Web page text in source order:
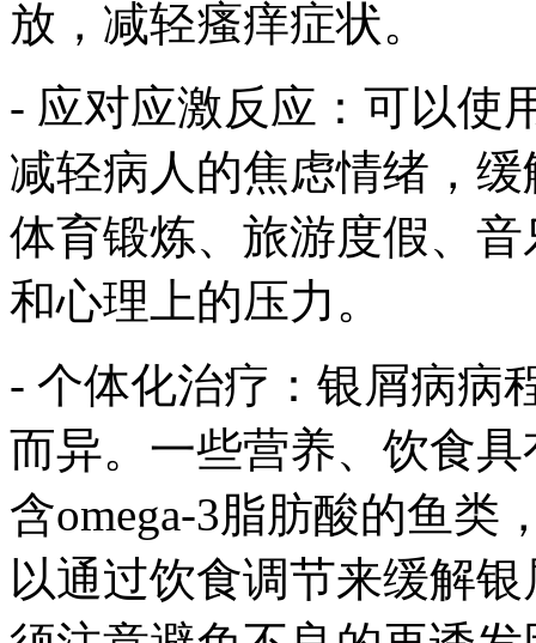
放，减轻瘙痒症状。
- 应对应激反应：可以使
减轻病人的焦虑情绪，
体育锻炼、旅游度假、
和心理上的压力。
- 个体化治疗：银屑病病
而异。一些营养、饮食
含omega-3脂肪酸的鱼类
以通过饮食调节来缓解